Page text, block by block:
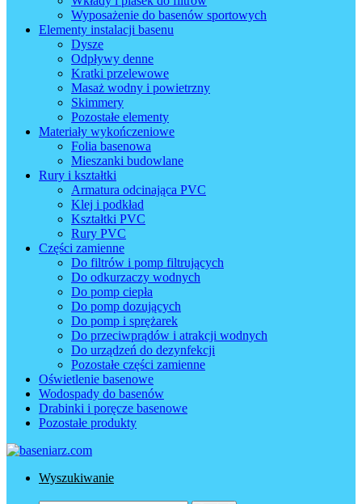
Wyposażenie do basenów sportowych
Elementy instalacji basenu
Dysze
Odpływy denne
Kratki przelewowe
Masaż wodny i powietrzny
Skimmery
Pozostałe elementy
Materiały wykończeniowe
Folia basenowa
Mieszanki budowlane
Rury i kształtki
Armatura odcinająca PVC
Klej i podkład
Kształtki PVC
Rury PVC
Części zamienne
Do filtrów i pomp filtrujących
Do odkurzaczy wodnych
Do pomp ciepła
Do pomp dozujących
Do pomp i sprężarek
Do przeciwprądów i atrakcji wodnych
Do urządzeń do dezynfekcji
Pozostałe części zamienne
Oświetlenie basenowe
Wodospady do basenów
Drabinki i poręcze basenowe
Pozostałe produkty
Wyszukiwanie